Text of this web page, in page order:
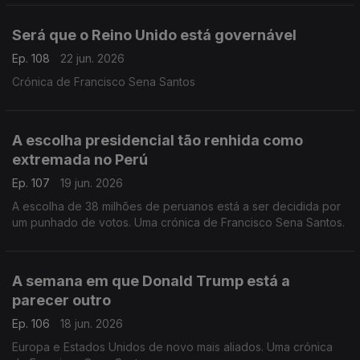
Será que o Reino Unido está governável
Ep. 108
22 jun. 2026
Crónica de Francisco Sena Santos
A escolha presidencial tão renhida como
extremada no Perú
Ep. 107
19 jun. 2026
A escolha de 38 milhões de peruanos está a ser decidida por
um punhado de votos. Uma crónica de Francisco Sena Santos.
A semana em que Donald Trump está a
parecer outro
Ep. 106
18 jun. 2026
Europa e Estados Unidos de novo mais aliados. Uma crónica